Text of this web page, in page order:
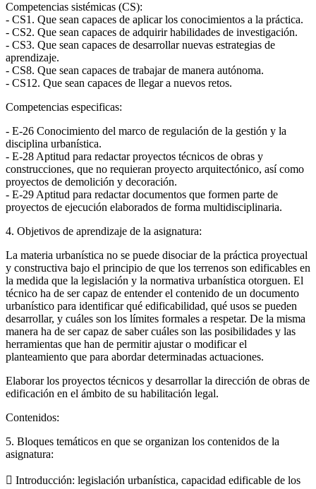
Competencias sistémicas (CS):
- CS1. Que sean capaces de aplicar los conocimientos a la práctica.
- CS2. Que sean capaces de adquirir habilidades de investigación.
- CS3. Que sean capaces de desarrollar nuevas estrategias de
aprendizaje.
- CS8. Que sean capaces de trabajar de manera autónoma.
- CS12. Que sean capaces de llegar a nuevos retos.
Competencias especificas:
- E-26 Conocimiento del marco de regulación de la gestión y la
disciplina urbanística.
- E-28 Aptitud para redactar proyectos técnicos de obras y
construcciones, que no requieran proyecto arquitectónico, así como
proyectos de demolición y decoración.
- E-29 Aptitud para redactar documentos que formen parte de
proyectos de ejecución elaborados de forma multidisciplinaria.
4. Objetivos de aprendizaje de la asignatura:
La materia urbanística no se puede disociar de la práctica proyectual
y constructiva bajo el principio de que los terrenos son edificables en
la medida que la legislación y la normativa urbanística otorguen. El
técnico ha de ser capaz de entender el contenido de un documento
urbanístico para identificar qué edificabilidad, qué usos se pueden
desarrollar, y cuáles son los límites formales a respetar. De la misma
manera ha de ser capaz de saber cuáles son las posibilidades y las
herramientas que han de permitir ajustar o modificar el
planteamiento que para abordar determinadas actuaciones.
Elaborar los proyectos técnicos y desarrollar la dirección de obras de
edificación en el ámbito de su habilitación legal.
Contenidos:
5. Bloques temáticos en que se organizan los contenidos de la
asignatura:
 Introducción: legislación urbanística, capacidad edificable de los